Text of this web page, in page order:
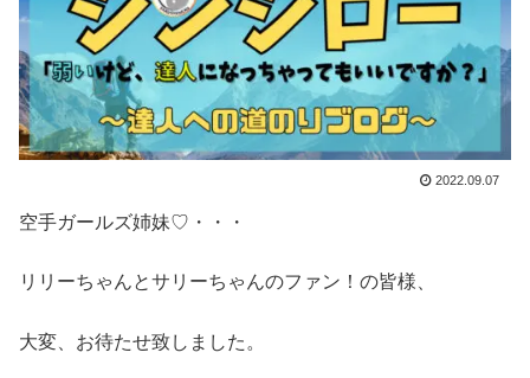
2022.09.07
空手ガールズ姉妹♡・・・
リリーちゃんとサリーちゃんのファン！の皆様、
大変、お待たせ致しました。